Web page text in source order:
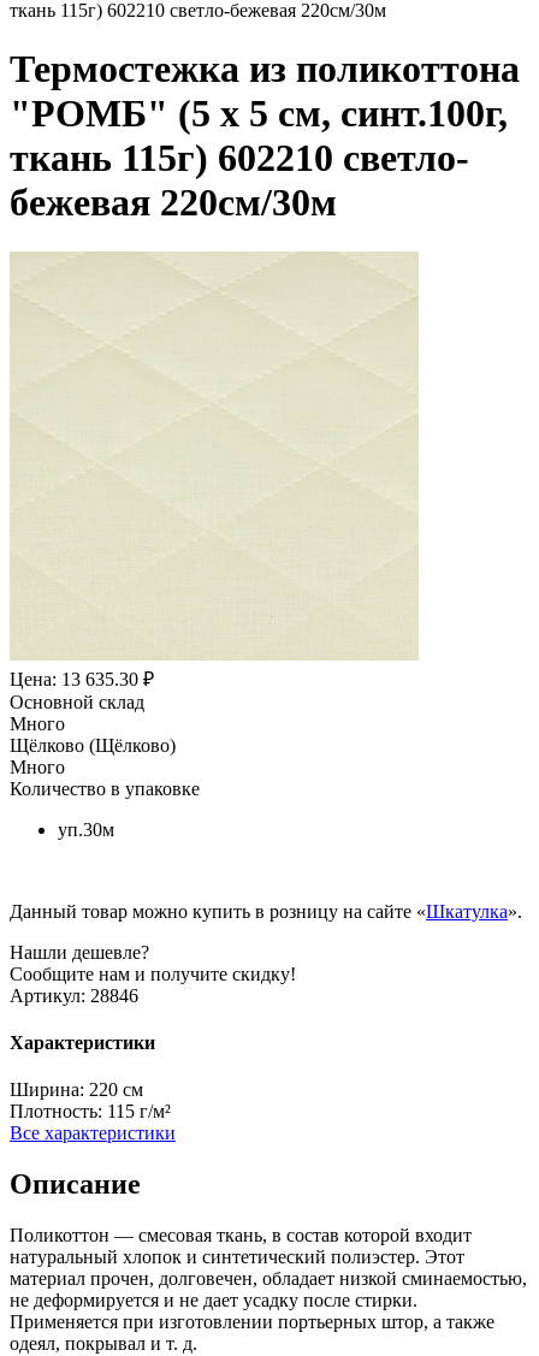
ткань 115г) 602210 светло-бежевая 220см/30м
Термостежка из поликоттона
"РОМБ" (5 х 5 см, синт.100г,
ткань 115г) 602210 светло-
бежевая 220см/30м
Цена: 13 635.30 ₽
Основной склад
Много
Щёлково (Щёлково)
Много
Количество в упаковке
уп.30м
Данный товар можно купить в розницу на сайте «Шкатулка».
Нашли дешевле?
Сообщите нам и получите скидку!
Артикул: 28846
Характеристики
Ширина: 220 см
Плотность: 115 г/м²
Все характеристики
Описание
Поликоттон — смесовая ткань, в состав которой входит
натуральный хлопок и синтетический полиэстер. Этот
материал прочен, долговечен, обладает низкой сминаемостью,
не деформируется и не дает усадку после стирки.
Применяется при изготовлении портьерных штор, а также
одеял, покрывал и т. д.